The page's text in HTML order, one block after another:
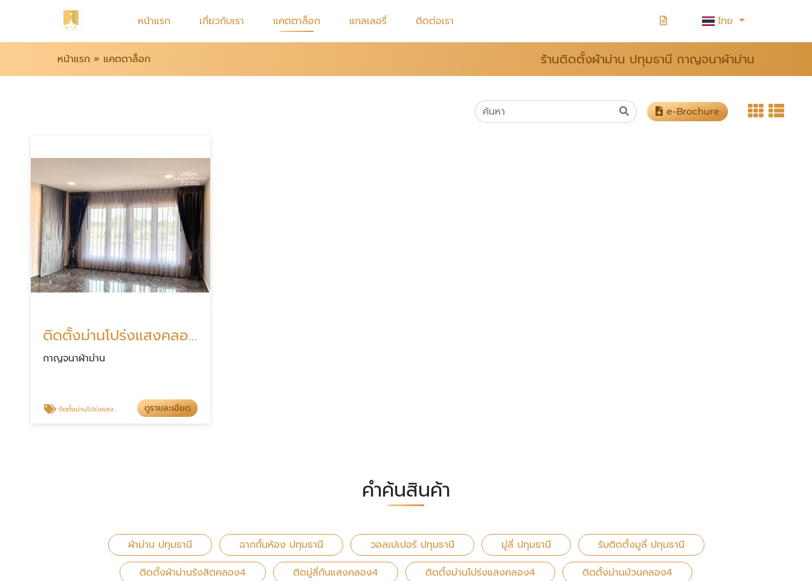
หน้าแรก เกี่ยวกับเรา แคตตาล็อก แกลเลอรี่ ติดต่อเรา ไทย
หน้าแรก » แคตตาล็อก ร้านติดตั้งผ้าม่าน ปทุมธานี กาญจนาผ้าม่าน
e-Brochure
ติดตั้งม่านโปร่งแสงคลอง4
กาญจนาผ้าม่าน
ติดตั้งม่านโปร่งแสงคลอง4 ดูรายละเอียด
คำค้นสินค้า
ผ้าม่าน ปทุมธานี ฉากกั้นห้อง ปทุมธานี วอลเปเปอร์ ปทุมธานี มู่ลี่ ปทุมธานี
รับติดตั้งมูลี่ ปทุมธานี
ติดตั้งผ้าม่านรังสิตคลอง4
ติดมู่ลี่กันแสงคลอง4 ติดตั้งม่านโปร่งแสงคลอง4
ติดตั้งม่านม้วนคลอง4